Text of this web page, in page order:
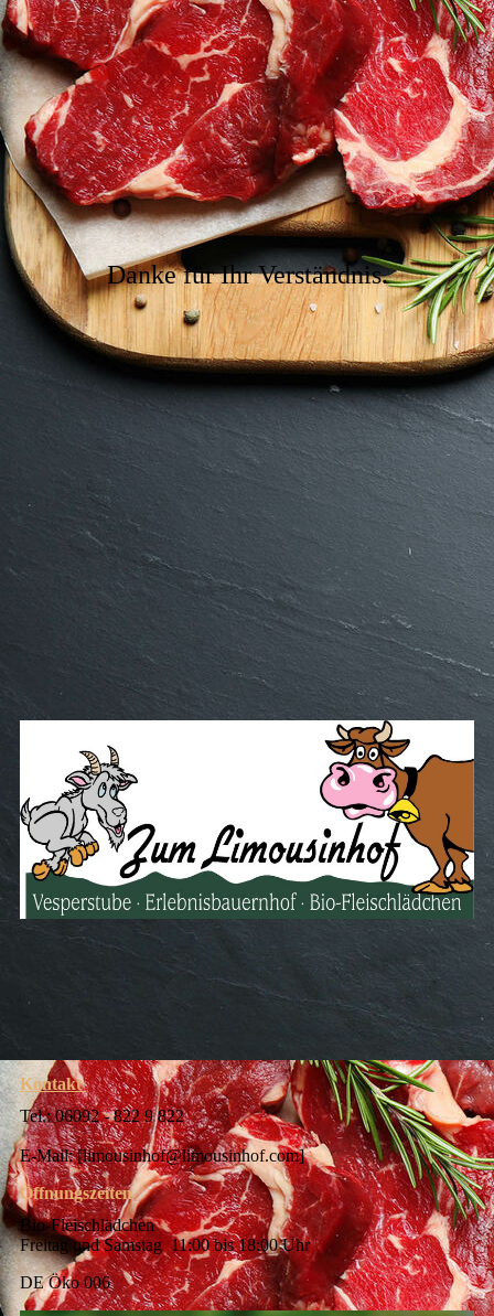
Danke für Ihr Verständnis.
Kontakt
Tel.: 06092 - 822 9 822
E-Mail: [limousinhof@limousinhof.com]
Öffnungszeiten
Bio-Fleischlädchen
Freitag und Samstag 11:00 bis 18:00 Uhr
DE Öko 006